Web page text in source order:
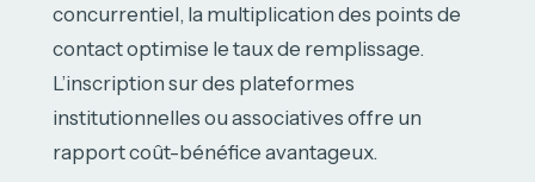
concurrentiel, la multiplication des points de
contact optimise le taux de remplissage.
L’inscription sur des plateformes
institutionnelles ou associatives offre un
rapport coût-bénéfice avantageux.